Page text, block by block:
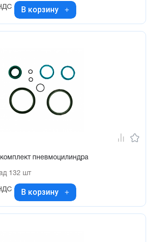
В корзину
пневмоцилиндра
132 шт
В корзину